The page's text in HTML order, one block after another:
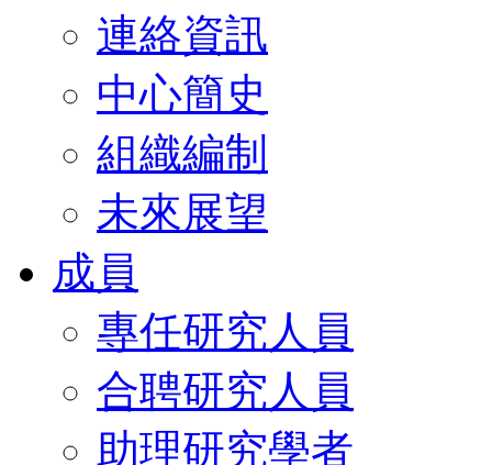
連絡資訊
中心簡史
組織編制
未來展望
成員
專任研究人員
合聘研究人員
助理研究學者